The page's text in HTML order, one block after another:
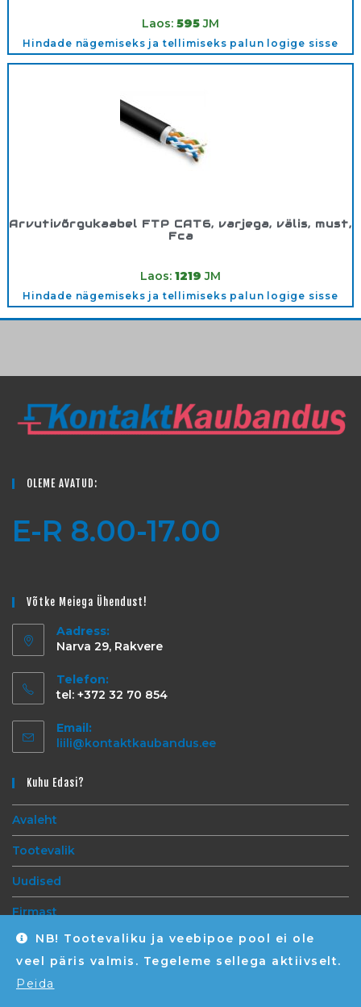
NB! Tootevaliku ja veebipoe pool ei ole
veel päris valmis. Tegeleme sellega aktiivselt.
Peida
Laos: 595JM
Hindade nägemiseks ja tellimiseks palun logige sisse
Arvutivõrgukaabel FTP CAT6, varjega, välis, must,
Fca
Laos: 1219 JM
Hindade nägemiseks ja tellimiseks palun logige sisse
OLEME AVATUD:
E-R 8.00-17.00
Võtke Meiega Ühendust!
Aadress:
Narva 29, Rakvere
Telefon:
tel: +372 32 70 854
Email:
liili@kontaktkaubandus.ee
Kuhu Edasi?
Avaleht
Tootevalik
Uudised
Firmast
Kontakt